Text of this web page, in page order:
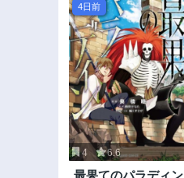
4日前
4 6.6
最果てのパラディン